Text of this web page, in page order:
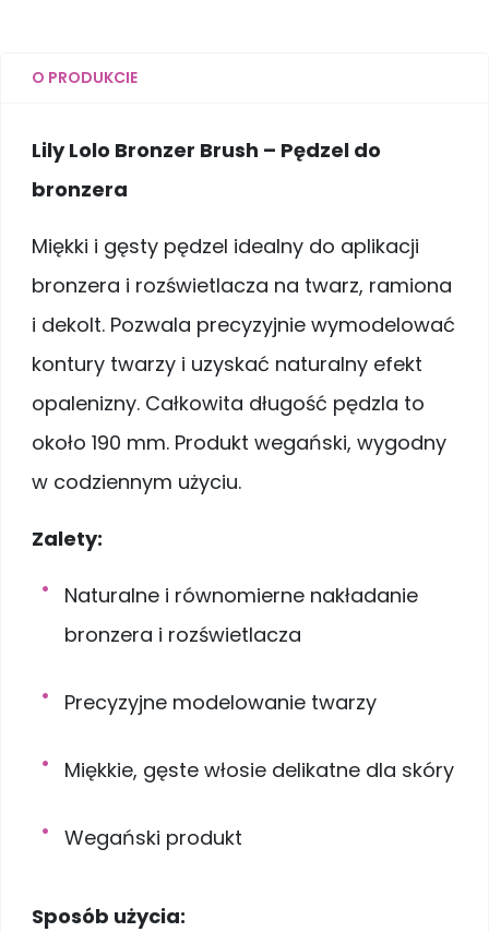
O PRODUKCIE
Lily Lolo Bronzer Brush – Pędzel do
bronzera
Miękki i gęsty pędzel idealny do aplikacji
bronzera i rozświetlacza na twarz, ramiona
i dekolt. Pozwala precyzyjnie wymodelować
kontury twarzy i uzyskać naturalny efekt
opalenizny. Całkowita długość pędzla to
około 190 mm. Produkt wegański, wygodny
w codziennym użyciu.
Zalety:
Naturalne i równomierne nakładanie
bronzera i rozświetlacza
Precyzyjne modelowanie twarzy
Miękkie, gęste włosie delikatne dla skóry
Wegański produkt
Sposób użycia: